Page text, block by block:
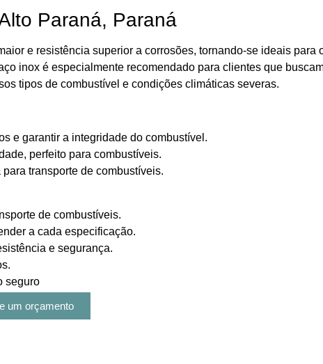
Paraná, Paraná
e resistência superior a corrosões, tornando-se ideais para
inox é especialmente recomendado para clientes que
tipos de combustível e condições climáticas severas.
e garantir a integridade do combustível.
perfeito para combustíveis.
transporte de combustíveis.
de combustíveis.
a cada especificação.
e segurança.
seguro
um orçamento